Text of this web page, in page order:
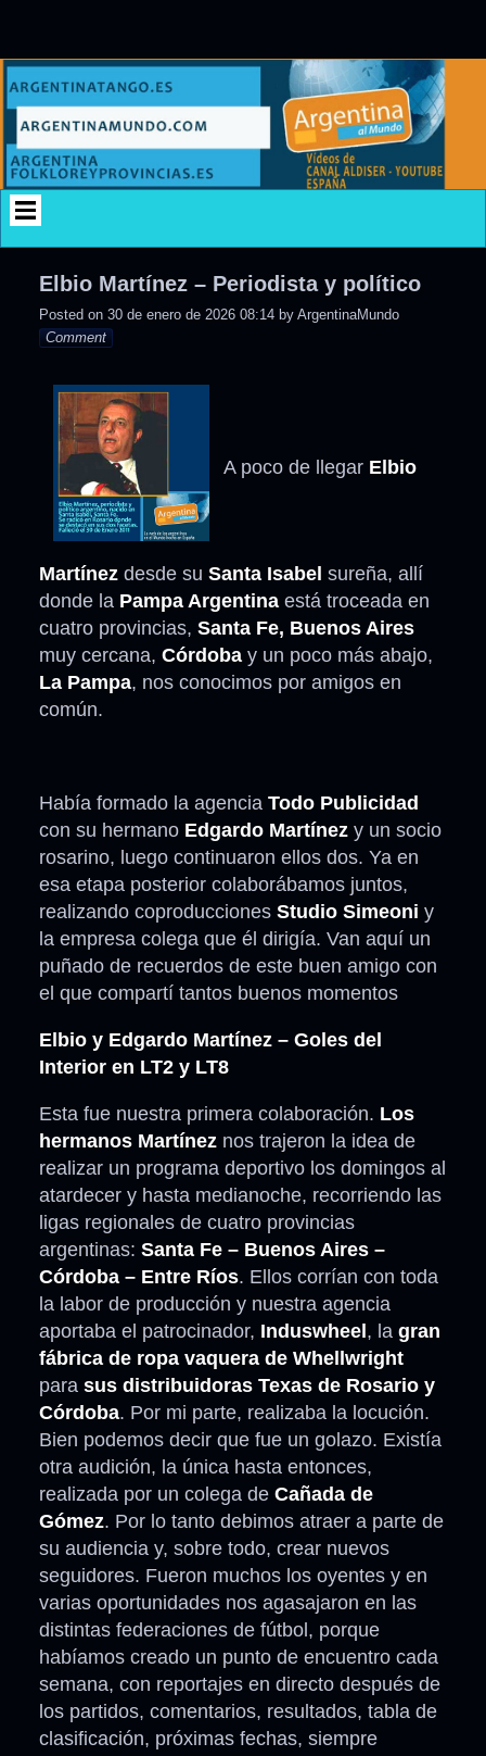
content
Elbio Martínez – Periodista y político
Posted on 30 de enero de 2026 08:14 by ArgentinaMundo
Comment
A poco de llegar Elbio
Martínez desde su Santa Isabel sureña, allí
donde la Pampa Argentina está troceada en
cuatro provincias, Santa Fe, Buenos Aires
muy cercana, Córdoba y un poco más abajo,
La Pampa, nos conocimos por amigos en
común.
Había formado la agencia Todo Publicidad
con su hermano Edgardo Martínez y un socio
rosarino, luego continuaron ellos dos. Ya en
esa etapa posterior colaborábamos juntos,
realizando coproducciones Studio Simeoni y
la empresa colega que él dirigía. Van aquí un
puñado de recuerdos de este buen amigo con
el que compartí tantos buenos momentos
Elbio y Edgardo Martínez – Goles del
Interior en LT2 y LT8
Esta fue nuestra primera colaboración. Los
hermanos Martínez nos trajeron la idea de
realizar un programa deportivo los domingos al
atardecer y hasta medianoche, recorriendo las
ligas regionales de cuatro provincias
argentinas: Santa Fe – Buenos Aires –
Córdoba – Entre Ríos. Ellos corrían con toda
la labor de producción y nuestra agencia
aportaba el patrocinador, Induswheel , la gran
fábrica de ropa vaquera de Whellwright
para sus distribuidoras Texas de Rosario y
Córdoba. Por mi parte, realizaba la locución.
Bien podemos decir que fue un golazo. Existía
otra audición, la única hasta entonces,
realizada por un colega de Cañada de
Gómez. Por lo tanto debimos atraer a parte de
su audiencia y, sobre todo, crear nuevos
seguidores. Fueron muchos los oyentes y en
varias oportunidades nos agasajaron en las
distintas federaciones de fútbol, porque
habíamos creado un punto de encuentro cada
semana, con reportajes en directo después de
los partidos, comentarios, resultados, tabla de
clasificación, próximas fechas, siempre